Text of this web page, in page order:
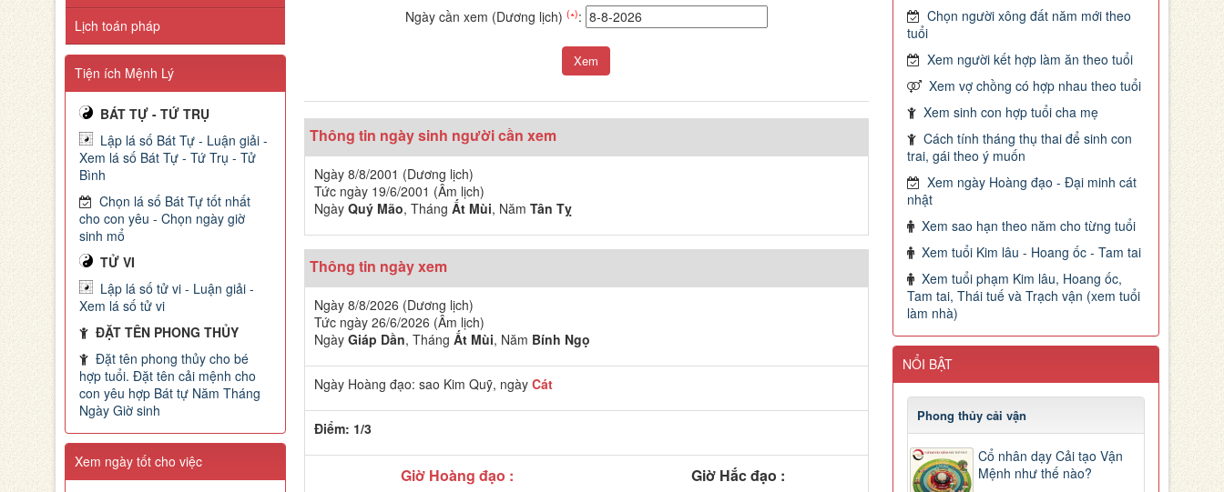
Ngày cần xem (Dương lịch) (∗):
Thông tin ngày sinh người cần xem
Ngày 8/8/2001 (Dương lịch)
Tức ngày 19/6/2001 (Âm lịch)
Ngày Quý Mão, Tháng Ất Mùi, Năm Tân Tỵ
Thông tin ngày xem
Ngày 8/8/2026 (Dương lịch)
Tức ngày 26/6/2026 (Âm lịch)
Ngày Giáp Dần, Tháng Ất Mùi, Năm Bính Ngọ
Ngày Hoàng đạo: sao Kim Quỹ, ngày Cát
Điểm: 1/3
Giờ Hoàng đạo : Giờ Hắc đạo :
Chọn người xông đất năm mới theo
tuổi
Xem người kết hợp làm ăn theo tuổi
Xem vợ chồng có hợp nhau theo tuổi
Xem sinh con hợp tuổi cha mẹ
Cách tính tháng thụ thai để sinh con
trai, gái theo ý muốn
Xem ngày Hoàng đạo - Đại minh cát
nhật
Xem sao hạn theo năm cho từng tuổi
Xem tuổi Kim lâu - Hoang ốc - Tam tai
Xem tuổi phạm Kim lâu, Hoang ốc,
Tam tai, Thái tuế và Trạch vận (xem tuổi
làm nhà)
NỔI BẬT
Phong thủy cải vận
Cổ nhân dạy Cải tạo Vận
Mệnh như thế nào?
Lịch toán pháp
Tiện ích Mệnh Lý
BÁT TỰ - TỨ TRỤ
Lập lá số Bát Tự - Luận giải -
Xem lá số Bát Tự - Tứ Trụ - Tử
Bình
Chọn lá số Bát Tự tốt nhất
cho con yêu - Chọn ngày giờ
sinh mổ
TỬ VI
Lập lá số tử vi - Luận giải -
Xem lá số tử vi
ĐẶT TÊN PHONG THỦY
Đặt tên phong thủy cho bé
hợp tuổi. Đặt tên cải mệnh cho
con yêu hợp Bát tự Năm Tháng
Ngày Giờ sinh
Xem ngày tốt cho việc